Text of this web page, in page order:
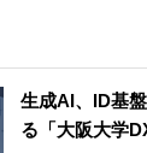
生成AI、ID基
る「大阪大学